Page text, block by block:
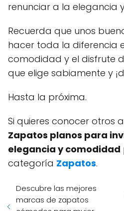
renunciar a la elegancia
Recuerda que unos
hacer toda la diferencia
comodidad y el disfrute
que elige sabiamente y
Hasta la próxima.
Si quieres conocer otros
Zapatos planos para
elegancia y comodidad
categoría Zapatos.
Descubre las mejores
marcas de zapatos